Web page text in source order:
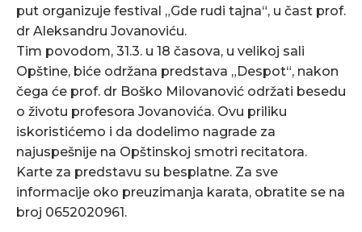
put organizuje festival „Gde rudi tajna“, u čast prof.
dr Aleksandru Jovanoviću.
Tim povodom, 31.3. u 18 časova, u velikoj sali
Opštine, biće održana predstava „Despot“, nakon
čega će prof. dr Boško Milovanović održati besedu
o životu profesora Jovanovića. Ovu priliku
iskoristićemo i da dodelimo nagrade za
najuspešnije na Opštinskoj smotri recitatora.
Karte za predstavu su besplatne. Za sve
informacije oko preuzimanja karata, obratite se na
broj 0652020961.